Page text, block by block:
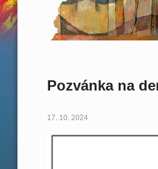
Pozvánka na
17. 10. 2024